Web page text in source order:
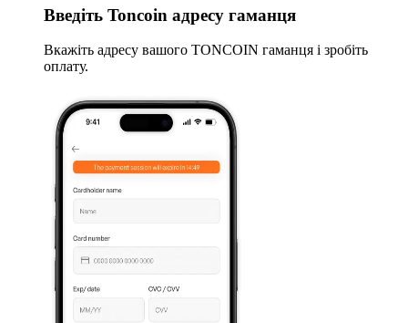
Введіть Toncoin адресу гаманця
Вкажіть адресу вашого TONCOIN гаманця і зробіть
оплату.